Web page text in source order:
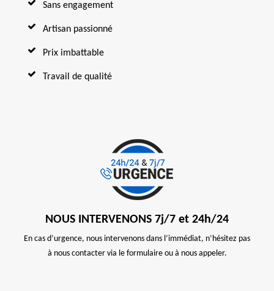
Sans engagement
Artisan passionné
Prix imbattable
Travail de qualité
NOUS INTERVENONS 7j/7 et 24h/24
En cas d’urgence, nous intervenons dans l’immédiat, n’hésitez pas
à nous contacter via le formulaire ou à nous appeler.